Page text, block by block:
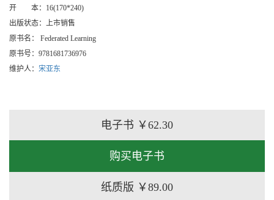
开 本： 16(170*240)
出版状态：
上市销售
原书名：
Federated Learning
原书号： 9781681736976
维护人： 宋亚东
电子书 ￥62.30
购买电子书
纸质版 ￥89.00